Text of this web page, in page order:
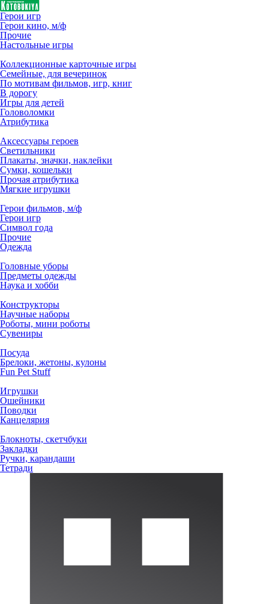
Герои игр
Герои кино, м/ф
Прочие
Настольные игры
Коллекционные карточные игры
Семейные, для вечеринок
По мотивам фильмов, игр, книг
В дорогу
Игры для детей
Головоломки
Атрибутика
Аксессуары героев
Светильники
Плакаты, значки, наклейки
Сумки, кошельки
Прочая атрибутика
Мягкие игрушки
Герои фильмов, м/ф
Герои игр
Символ года
Прочие
Одежда
Головные уборы
Предметы одежды
Наука и хобби
Конструкторы
Научные наборы
Роботы, мини роботы
Сувениры
Посуда
Брелоки, жетоны, кулоны
Fun Pet Stuff
Игрушки
Ошейники
Поводки
Канцелярия
Блокноты, скетчбуки
Закладки
Ручки, карандаши
Тетради